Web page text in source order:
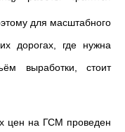
для масштабного
дорогах, где нужна
выработки, стоит
цен на ГСМ проведен